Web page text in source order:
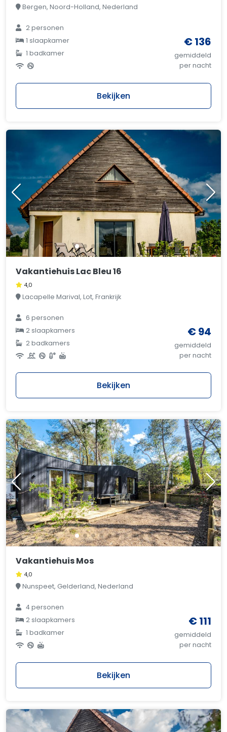
Bergen, Noord-Holland, Nederland
2 personen
1 slaapkamer
1 badkamer
€ 136
gemiddeld
per nacht
Bekijken
Vakantiehuis Lac Bleu 16
4,0
Lacapelle Marival, Lot, Frankrijk
6 personen
2 slaapkamers
2 badkamers
€ 94
gemiddeld
per nacht
Bekijken
Vakantiehuis Mos
4,0
Nunspeet, Gelderland, Nederland
4 personen
2 slaapkamers
1 badkamer
€ 111
gemiddeld
per nacht
Bekijken